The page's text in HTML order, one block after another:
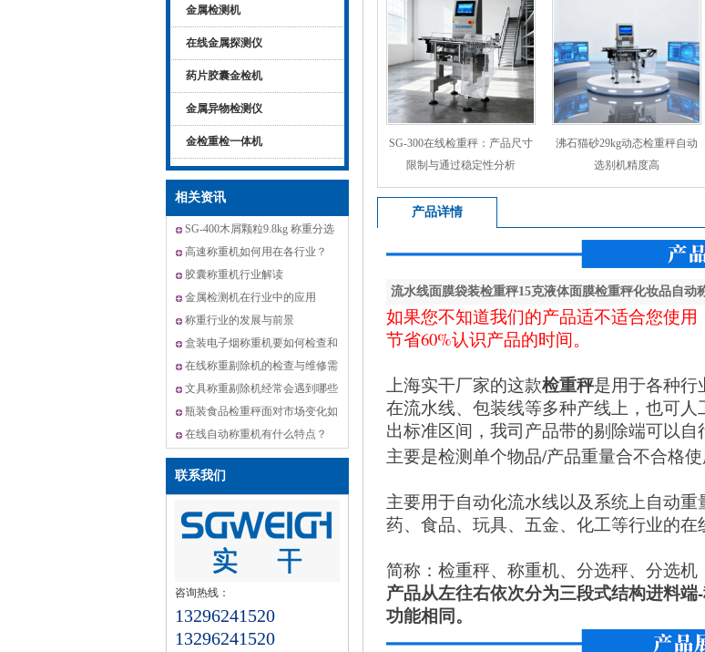
金属检测机
在线金属探测仪
药片胶囊金检机
金属异物检测仪
金检重检一体机
相关资讯
SG-400木屑颗粒9.8kg 称重分选
机,动态选别秤方案
高速称重机如何用在各行业？
胶囊称重机行业解读
金属检测机在行业中的应用
称重行业的发展与前景
盒装电子烟称重机要如何检查和
维修？
在线称重剔除机的检查与维修需
要怎么做？
文具称重剔除机经常会遇到哪些
问题？
瓶装食品检重秤面对市场变化如
何升级？
在线自动称重机有什么特点？
联系我们
咨询热线：
13296241520
13296241520
SG-300在线检重秤：产品尺寸
限制与通过稳定性分析
沸石猫砂29kg动态检重秤自动
选别机精度高
产品详情
流水线面膜袋装检重秤15克液体面膜检重秤化妆品自动
如果您不知道我们的产品适不适合您使
节省60%认识产品的时间。
上海实干厂家的这款检重秤是用于各种行
在流水线、包装线等多种产线上，也可
出标准区间，我司产品带的剔除端可以自
主要是检测单个物品/产品重量合不合格使
主要用于自动化流水线以及系统上自动
药、食品、玩具、五金、化工等行业的在
简称：检重秤、称重机、分选秤、分选机
产品从左往右依次分为三段式结构进料
功能相同。